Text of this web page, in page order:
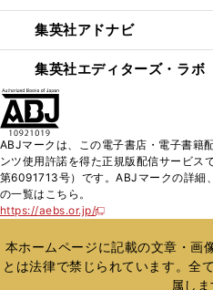
集英社アドナビ
集英社エディターズ・ラボ
ABJマークは、この電子書店・電子書籍
ンツ使用許諾を得た正規版配信サービス
第6091713号）です。ABJマークの詳細
の一覧はこちら。
https://aebs.or.jp/
新
い
ウ
ィ
本ホームページに記載の文章・画
とは法律で禁じられています。全
属しま